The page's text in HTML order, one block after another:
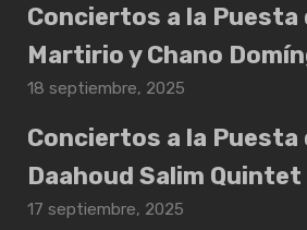
Conciertos a la Puesta
Martirio y Chano
18 septiembre, 2025
Conciertos a la Puesta
Daahoud Salim Quintet
17 septiembre, 2025